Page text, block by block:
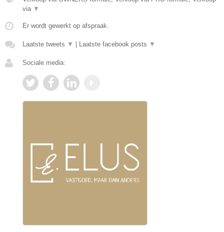
via ▼
Er wordt gewerkt op afspraak.
Laatste tweets ▼ Laatste facebook posts ▼
Sociale media: